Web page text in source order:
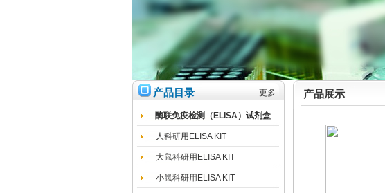
产品目录 更多...
酶联免疫检测（ELISA）试剂盒
人科研用ELISA KIT
大鼠科研用ELISA KIT
小鼠科研用ELISA KIT
产品展示